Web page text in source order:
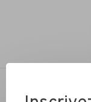
NOTRE